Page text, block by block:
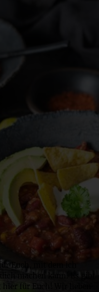
Euch, mit dem ich
machen kann! Es gibt
hier für Euch! Wir lieben